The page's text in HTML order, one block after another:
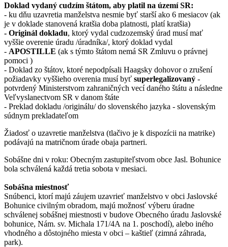
Doklad vydaný cudzím štátom, aby platil na území SR:
- ku dňu uzavretia manželstva nesmie byť starší ako 6 mesiacov (ak
je v doklade stanovená kratšia doba platnosti, platí kratšia)
- Originál dokladu, ktorý vydal cudzozemský úrad musí mať
vyššie overenie úradu /úradníka/, ktorý doklad vydal
- APOSTILLE (ak s týmto štátom nemá SR Zmluvu o právnej
pomoci )
- Doklad zo štátov, ktoré nepodpísali Haagsky dohovor o zrušení
požiadavky vyššieho overenia musí byť superlegalizovaný -
potvrdený Ministerstvom zahraničných vecí daného štátu a následne
Veľvyslanectvom SR v danom štáte
- Preklad dokladu /originálu/ do slovenského jazyka - slovenským
súdnym prekladateľom
Žiadosť o uzavretie manželstva (tlačivo je k dispozícii na matrike)
podávajú na matričnom úrade obaja partneri.
Sobášne dni v roku: Obecným zastupiteľstvom obce Jasl. Bohunice
bola schválená každá tretia sobota v mesiaci.
Sobášna miestnosť
Snúbenci, ktorí majú záujem uzavrieť manželstvo v obci Jaslovské
Bohunice civilným obradom, majú možnosť výberu úradne
schválenej sobášnej miestnosti v budove Obecného úradu Jaslovské
bohunice, Nám. sv. Michala 171/4A na 1. poschodí), alebo iného
vhodného a dôstojného miesta v obci – kaštieľ (zimná záhrada,
park).